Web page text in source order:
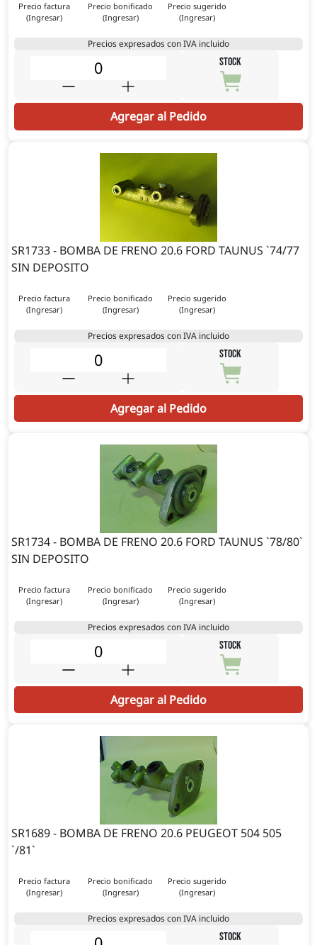
Precio factura
(Ingresar)
Precio bonificado
(Ingresar)
Precio sugerido
(Ingresar)
Precios expresados con IVA incluido
STOCK
Agregar al Pedido
SR1733 - BOMBA DE FRENO 20.6 FORD TAUNUS `74/77
SIN DEPOSITO
Precio factura
(Ingresar)
Precio bonificado
(Ingresar)
Precio sugerido
(Ingresar)
Precios expresados con IVA incluido
STOCK
Agregar al Pedido
SR1734 - BOMBA DE FRENO 20.6 FORD TAUNUS `78/80`
SIN DEPOSITO
Precio factura
(Ingresar)
Precio bonificado
(Ingresar)
Precio sugerido
(Ingresar)
Precios expresados con IVA incluido
STOCK
Agregar al Pedido
SR1689 - BOMBA DE FRENO 20.6 PEUGEOT 504 505
`/81`
Precio factura
(Ingresar)
Precio bonificado
(Ingresar)
Precio sugerido
(Ingresar)
Precios expresados con IVA incluido
STOCK